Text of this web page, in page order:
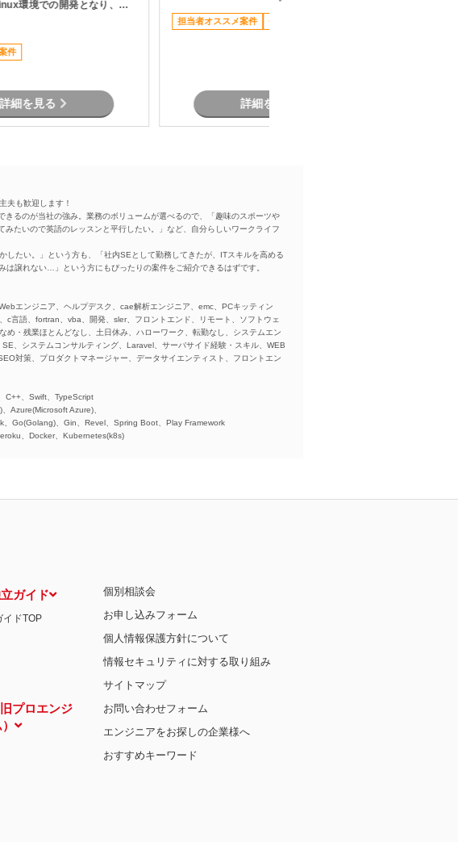
・テストを通じてシステム
働を支える役割を担当いた
ため、腰を据
に携わりたい方におすすめ
件
詳細を見る
担当者オススメ案件 長期案件
詳細を見る
夫も歓迎します！
るのが当社の強み。業務のボリュームが選べるので、「趣味のスポーツや
たいので英語のレッスンと平行したい。」など、自分らしいワークライフ
したい。」という方も、「社内SEとして勤務してきたが、ITスキルを高める
譲れない…」という方にもぴったりの案件をご紹介できるはずです。
エンジニア、ヘルプデスク、cae解析エンジニア、emc、PCキッティン
言語、fortran、vba、開発、sler、フロントエンド、リモート、ソフトウェ
め・残業ほとんどなし、土日休み、ハローワーク、転勤なし、システムエン
、システムコンサルティング、Laravel、サーバサイド経験・スキル、WEB
対策、プロダクトマネージャー、データサイエンティスト、フロントエン
C++、Swift、TypeScript
Azure(Microsoft Azure)、
Go(Golang)、Gin、Revel、Spring Boot、Play Framework
、Docker、Kubernetes(k8s)
ガイド
イドTOP
プロエンジ
個別相談会
お申し込みフォーム
個人情報保護方針について
情報セキュリティに対する取り組み
サイトマップ
お問い合わせフォーム
エンジニアをお探しの企業様へ
おすすめキーワード